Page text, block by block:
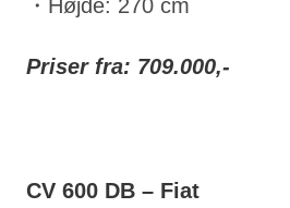
・Højde: 270 cm
Priser fra: 709.000,-
CV 600 DB – Fiat